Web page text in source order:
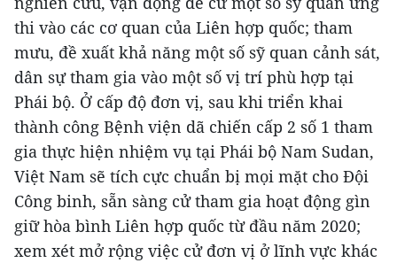
thi vào các cơ quan của Liên hợp quốc; tham
mưu, đề xuất khả năng một số sỹ quan cảnh sát,
dân sự tham gia vào một số vị trí phù hợp tại
Phái bộ. Ở cấp độ đơn vị, sau khi triển khai
thành công Bệnh viện dã chiến cấp 2 số 1 tham
gia thực hiện nhiệm vụ tại Phái bộ Nam Sudan,
Việt Nam sẽ tích cực chuẩn bị mọi mặt cho Đội
Công binh, sẵn sàng cử tham gia hoạt động gìn
giữ hòa bình Liên hợp quốc từ đầu năm 2020;
xem xét mở rộng việc cử đơn vị ở lĩnh vực khác